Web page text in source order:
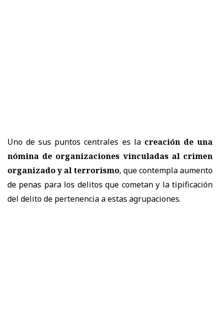
Uno de sus puntos centrales es la creación de una
nómina de organizaciones vinculadas al crimen
organizado y al terrorismo, que contempla aumento
de penas para los delitos que cometan y la tipificación
del delito de pertenencia a estas agrupaciones.